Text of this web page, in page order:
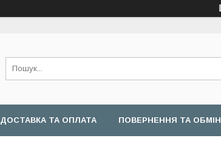
ДОСТАВКА ТА ОПЛАТА ПОВЕРНЕННЯ ТА ОБМІН